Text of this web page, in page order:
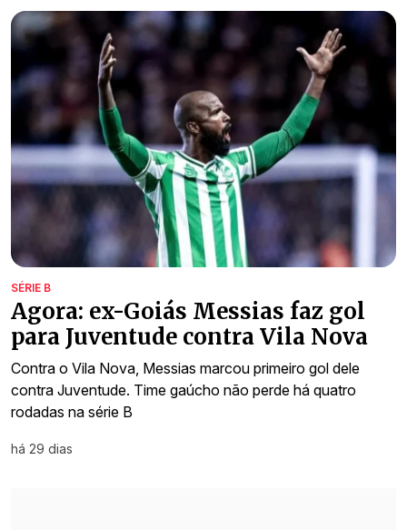
SÉRIE B
Agora: ex-Goiás Messias faz gol
para Juventude contra Vila Nova
Contra o Vila Nova, Messias marcou primeiro gol dele
contra Juventude. Time gaúcho não perde há quatro
rodadas na série B
há 29 dias